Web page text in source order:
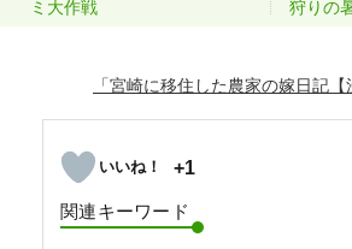
ミ大作戦
狩りの
「宮崎に移住した農家の嫁日記【
+1
関連キーワード